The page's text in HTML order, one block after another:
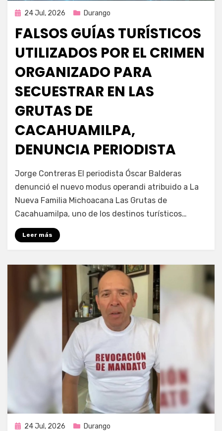
Publicada
24 Jul, 2026 Durango
FALSOS GUÍAS TURÍSTICOS
UTILIZADOS POR EL CRIMEN
ORGANIZADO PARA
SECUESTRAR EN LAS
GRUTAS DE
CACAHUAMILPA,
DENUNCIA PERIODISTA
Fernando Miranda Servín
Jorge Contreras El periodista Óscar Balderas
denunció el nuevo modus operandi atribuido a La
Nueva Familia Michoacana Las Grutas de
Cacahuamilpa, uno de los destinos turísticos…
Leer más
Publicada
24 Jul, 2026 Durango